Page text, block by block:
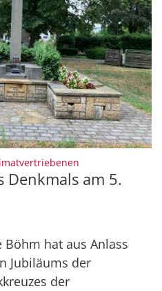
Denkmals am 5.
Böhm hat aus Anlass
Jubiläums der
der